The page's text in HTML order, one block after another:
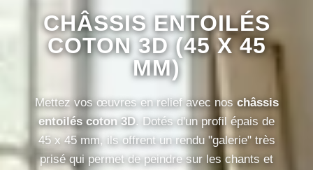
CHÂSSIS ENTOILÉS
COTON 3D (45 X 45
MM)
Mettez vos œuvres en relief avec nos châssis
entoilés coton 3D. Dotés d'un profil épais de
45 x 45 mm, ils offrent un rendu "galerie" très
prisé qui permet de peindre sur les chants et